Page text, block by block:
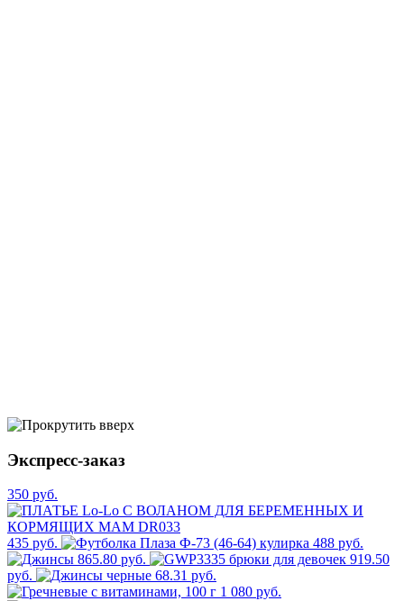
Экспресс-заказ
350 руб.
435 руб.
488 руб.
865.80 руб.
919.50
руб.
68.31 руб.
1 080 руб.